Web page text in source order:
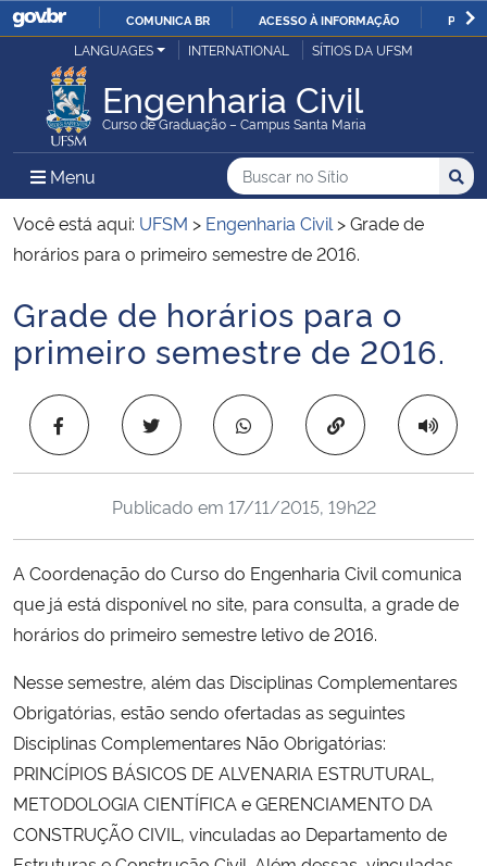
IR
O
COMUNICA BR ACESSO À INFORMAÇÃO
Ministério da Justiça e Segurança Pública
Ministério da Defesa
Ministério das Relações Exteriores
Ministério da Infraestrutura
Ministério da Educação
Ministério da Cidadania
Ministério de Minas e Energia
Ministério da Ciência, Tecnologia, Inovações e Comunicações
Ministério do Meio Ambiente
Ministério do Desenvolvimento Regional
LANGUAGES INTERNATIONAL SÍTIOS DA UFSM
Engenharia Civil
Curso de Graduação – Campus Santa Maria
Menu Menu Principal do Sítio
Busca
Buscar no no Sítio
Busca:
Você está aqui: UFSM > Engenharia Civil >Grade de
horários para o primeiro semestre de 2016.
Início do conteúdo
Grade de horários para o
primeiro semestre de 2016.
Copiar para área
Publicado em 17/11/2015, 19h22
A Coordenação do Curso do Engenharia Civil comunica
que já está disponível no site, para consulta, a grade de
horários do primeiro semestre letivo de 2016.
Nesse semestre, além das Disciplinas Complementares
Obrigatórias, estão sendo ofertadas as seguintes
Disciplinas Complementares Não Obrigatórias:
PRINCÍPIOS BÁSICOS DE ALVENARIA ESTRUTURAL,
METODOLOGIA CIENTÍFICA e GERENCIAMENTO DA
CONSTRUÇÃO CIVIL, vinculadas ao Departamento de